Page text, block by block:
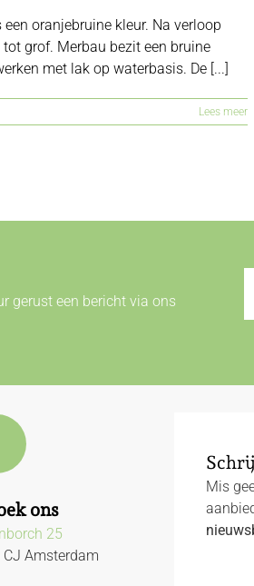
oranjebruine kleur. Na verloop
grof. Merbau bezit een bruine
met lak op waterbasis. De [...]
Lees meer
gerust een bericht via ons
ons
25
CJ Amsterdam
Mis